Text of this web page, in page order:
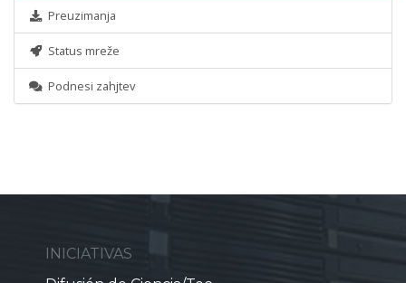
Preuzimanja
Status mreže
Podnesi zahjtev
INICIATIVAS